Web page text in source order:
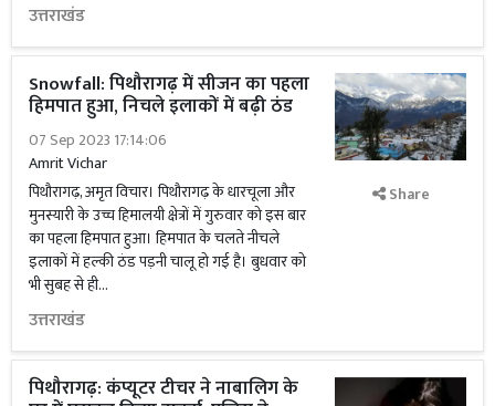
उत्तराखंड
Snowfall: पिथौरागढ़ में सीजन का पहला
हिमपात हुआ, निचले इलाकों में बढ़ी ठंड
07 Sep 2023 17:14:06
Amrit Vichar
पिथौरागढ़, अमृत विचार। पिथौरागढ़ के धारचूला और
मुनस्यारी के उच्च हिमालयी क्षेत्रों में गुरुवार को इस बार
का पहला हिमपात हुआ। हिमपात के चलते नीचले
इलाकों में हल्की ठंड पड़नी चालू हो गई है। बुधवार को
भी सुबह से ही...
उत्तराखंड
Share
पिथौरागढ़: कंप्यूटर टीचर ने नाबालिग के